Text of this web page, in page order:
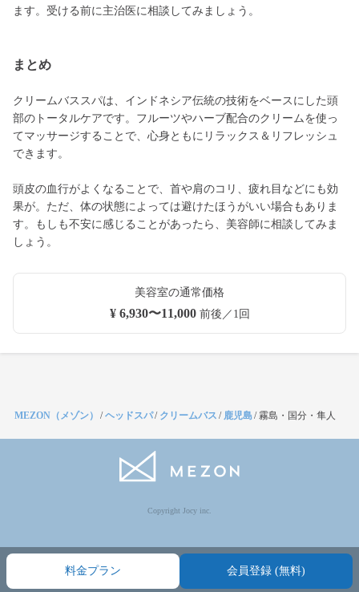
ます。受ける前に主治医に相談してみましょう。
まとめ
クリームバススパは、インドネシア伝統の技術をベースにした頭
部のトータルケアです。フルーツやハーブ配合のクリームを使っ
てマッサージすることで、心身ともにリラックス＆リフレッシュ
できます。
頭皮の血行がよくなることで、首や肩のコリ、疲れ目などにも効
果が。ただ、体の状態によっては避けたほうがいい場合もありま
す。もしも不安に感じることがあったら、美容師に相談してみま
しょう。
美容室の通常価格
¥ 6,930〜11,000前後／1回
料金プラン 会員登録 (無料)
MEZON（メゾン） /ヘッドスパ/ クリームバス / 鹿児島/霧島・国分・隼人
Copyright Jocy inc.